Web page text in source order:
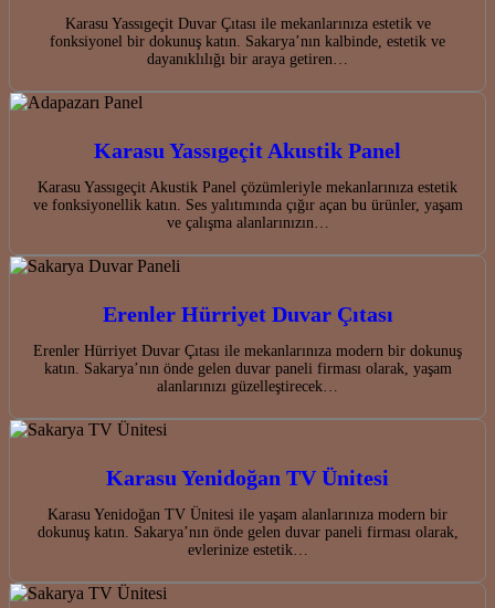
Karasu Yassıgeçit Duvar Çıtası ile mekanlarınıza estetik ve
fonksiyonel bir dokunuş katın. Sakarya’nın kalbinde, estetik ve
dayanıklılığı bir araya getiren…
Karasu Yassıgeçit Akustik Panel
Karasu Yassıgeçit Akustik Panel çözümleriyle mekanlarınıza estetik
ve fonksiyonellik katın. Ses yalıtımında çığır açan bu ürünler, yaşam
ve çalışma alanlarınızın…
Erenler Hürriyet Duvar Çıtası
Erenler Hürriyet Duvar Çıtası ile mekanlarınıza modern bir dokunuş
katın. Sakarya’nın önde gelen duvar paneli firması olarak, yaşam
alanlarınızı güzelleştirecek…
Karasu Yenidoğan TV Ünitesi
Karasu Yenidoğan TV Ünitesi ile yaşam alanlarınıza modern bir
dokunuş katın. Sakarya’nın önde gelen duvar paneli firması olarak,
evlerinize estetik…